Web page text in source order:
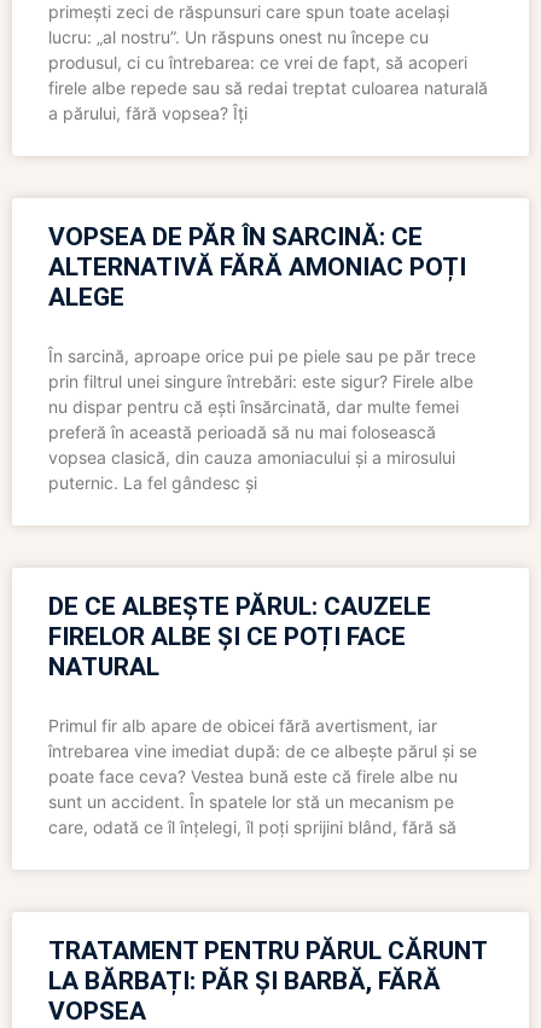
primești zeci de răspunsuri care spun toate același
lucru: „al nostru”. Un răspuns onest nu începe cu
produsul, ci cu întrebarea: ce vrei de fapt, să acoperi
firele albe repede sau să redai treptat culoarea naturală
a părului, fără vopsea? Îți
VOPSEA DE PĂR ÎN SARCINĂ: CE
ALTERNATIVĂ FĂRĂ AMONIAC POȚI
ALEGE
În sarcină, aproape orice pui pe piele sau pe păr trece
prin filtrul unei singure întrebări: este sigur? Firele albe
nu dispar pentru că ești însărcinată, dar multe femei
preferă în această perioadă să nu mai folosească
vopsea clasică, din cauza amoniacului și a mirosului
puternic. La fel gândesc și
DE CE ALBEȘTE PĂRUL: CAUZELE
FIRELOR ALBE ȘI CE POȚI FACE
NATURAL
Primul fir alb apare de obicei fără avertisment, iar
întrebarea vine imediat după: de ce albește părul și se
poate face ceva? Vestea bună este că firele albe nu
sunt un accident. În spatele lor stă un mecanism pe
care, odată ce îl înțelegi, îl poți sprijini blând, fără să
TRATAMENT PENTRU PĂRUL CĂRUNT
LA BĂRBAȚI: PĂR ȘI BARBĂ, FĂRĂ
VOPSEA